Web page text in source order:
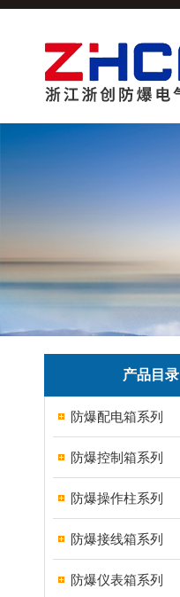
产品目录
防爆配电箱系列
防爆控制箱系列
防爆操作柱系列
防爆接线箱系列
防爆仪表箱系列